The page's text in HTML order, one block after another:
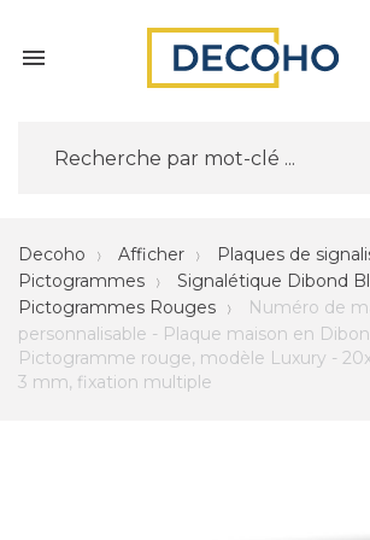

Decoho Afficher
Plaques de
Pictogrammes
Signalétique Dibond
Pictogrammes Rouges
Numéro de
personnalisable - Plaque maison en
Pictogramme rouge, modèle Luxury -
3 mm, fixation multiple